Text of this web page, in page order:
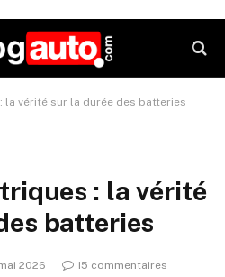
la vérité sur la durée des batteries
: la vérité
batteries
2026 15 commentaires